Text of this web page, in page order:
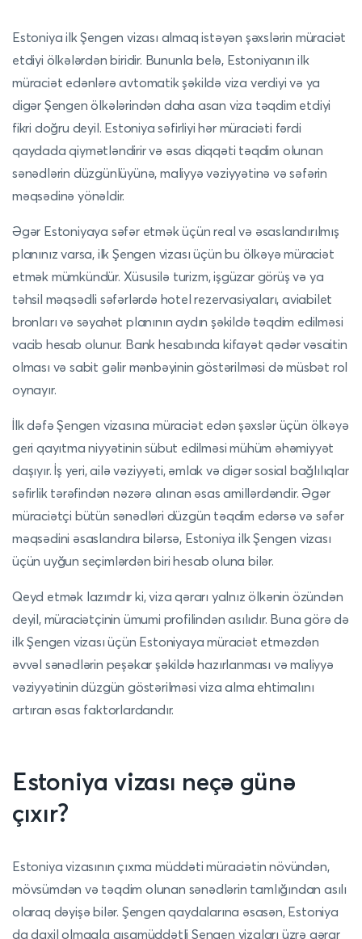
Estoniya ilk Şengen vizası almaq istəyən şəxslərin müraciət
etdiyi ölkələrdən biridir. Bununla belə, Estoniyanın ilk
müraciət edənlərə avtomatik şəkildə viza verdiyi və ya
digər Şengen ölkələrindən daha asan viza təqdim etdiyi
fikri doğru deyil. Estoniya səfirliyi hər müraciəti fərdi
qaydada qiymətləndirir və əsas diqqəti təqdim olunan
sənədlərin düzgünlüyünə, maliyyə vəziyyətinə və səfərin
məqsədinə yönəldir.
Əgər Estoniyaya səfər etmək üçün real və əsaslandırılmış
planınız varsa, ilk Şengen vizası üçün bu ölkəyə müraciət
etmək mümkündür. Xüsusilə turizm, işgüzar görüş və ya
təhsil məqsədli səfərlərdə hotel rezervasiyaları, aviabilet
bronları və səyahət planının aydın şəkildə təqdim edilməsi
vacib hesab olunur. Bank hesabında kifayət qədər vəsaitin
olması və sabit gəlir mənbəyinin göstərilməsi də müsbət rol
oynayır.
İlk dəfə Şengen vizasına müraciət edən şəxslər üçün ölkəyə
geri qayıtma niyyətinin sübut edilməsi mühüm əhəmiyyət
daşıyır. İş yeri, ailə vəziyyəti, əmlak və digər sosial bağlılıqlar
səfirlik tərəfindən nəzərə alınan əsas amillərdəndir. Əgər
müraciətçi bütün sənədləri düzgün təqdim edərsə və səfər
məqsədini əsaslandıra bilərsə, Estoniya ilk Şengen vizası
üçün uyğun seçimlərdən biri hesab oluna bilər.
Qeyd etmək lazımdır ki, viza qərarı yalnız ölkənin özündən
deyil, müraciətçinin ümumi profilindən asılıdır. Buna görə də
ilk Şengen vizası üçün Estoniyaya müraciət etməzdən
əvvəl sənədlərin peşəkar şəkildə hazırlanması və maliyyə
vəziyyətinin düzgün göstərilməsi viza alma ehtimalını
artıran əsas faktorlardandır.
Estoniya vizası neçə günə
çıxır?
Estoniya vizasının çıxma müddəti müraciətin növündən,
mövsümdən və təqdim olunan sənədlərin tamlığından asılı
olaraq dəyişə bilər. Şengen qaydalarına əsasən, Estoniya
da daxil olmaqla qısamüddətli Şengen vizaları üzrə qərar